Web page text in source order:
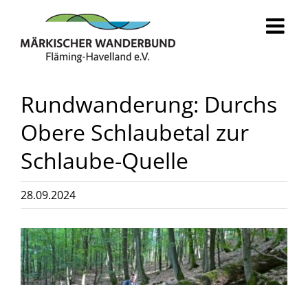
springen
Rundwanderung: Durchs
Obere Schlaubetal zur
Schlaube-Quelle
28.09.2024
Zeige
grösseres
Bild